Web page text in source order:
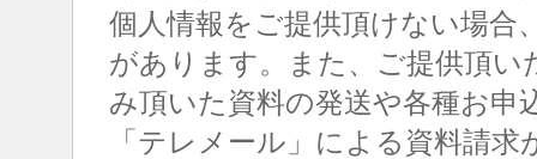
個人情報をご提供頂けない場合
があります。また、ご提供頂い
み頂いた資料の発送や各種お
「テレメール」による資料請